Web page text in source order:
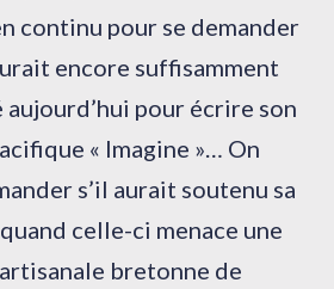
continu pour se demander
encore suffisamment
aujourd’hui pour écrire son
« Imagine »… On
s’il aurait soutenu sa
celle-ci menace une
bretonne de